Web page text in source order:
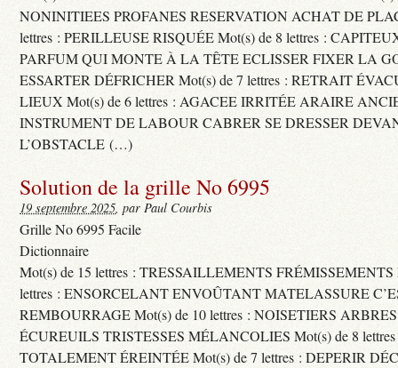
NONINITIEES PROFANES RESERVATION ACHAT DE
lettres : PERILLEUSE RISQUÉE Mot(s) de 8 lettres :
PARFUM QUI MONTE À LA TÊTE ECLISSER FIXER LA
ESSARTER DÉFRICHER Mot(s) de 7 lettres : RETRAIT
LIEUX Mot(s) de 6 lettres : AGACEE IRRITÉE ARAIRE
INSTRUMENT DE LABOUR CABRER SE DRESSER
L’OBSTACLE (…)
Solution de la grille No 6995
19 septembre 2025, par Paul Courbis
Grille No 6995 Facile
Dictionnaire
Mot(s) de 15 lettres : TRESSAILLEMENTS FRÉMISSEMENTS
lettres : ENSORCELANT ENVOÛTANT MATELASSURE
REMBOURRAGE Mot(s) de 10 lettres : NOISETIERS
ÉCUREUILS TRISTESSES MÉLANCOLIES Mot(s) de 8
TOTALEMENT ÉREINTÉE Mot(s) de 7 lettres : DEPERIR